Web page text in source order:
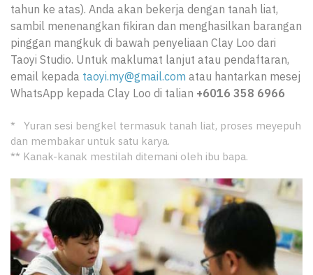
tahun ke atas). Anda akan bekerja dengan tanah liat,
sambil menenangkan fikiran dan menghasilkan barangan
pinggan mangkuk di bawah penyeliaan Clay Loo dari
Taoyi Studio. Untuk maklumat lanjut atau pendaftaran,
email kepada taoyi.my@gmail.com atau hantarkan mesej
WhatsApp kepada Clay Loo di talian +6016 358 6966
* Yuran sesi bengkel termasuk tanah liat, proses meyepuh
dan membakar untuk satu karya.
** Kanak-kanak mestilah ditemani oleh ibu bapa.